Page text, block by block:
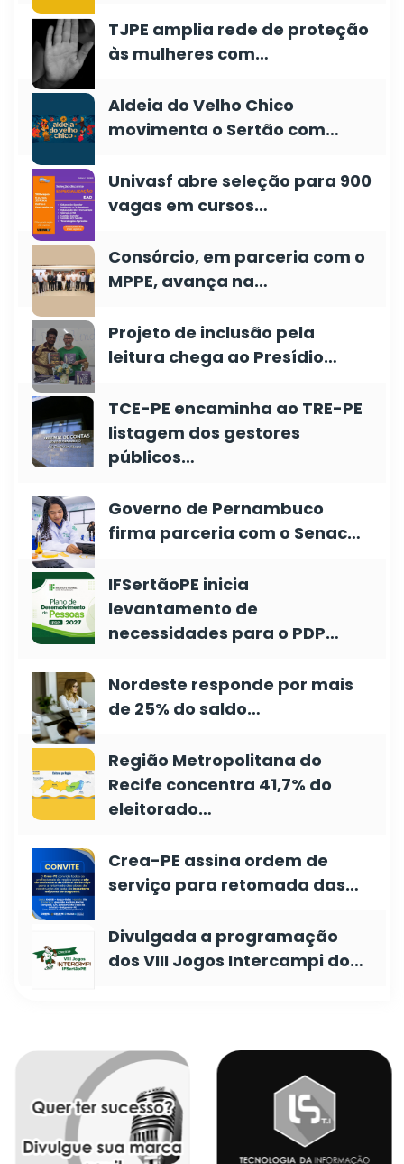
TJPE amplia rede de proteção
às mulheres com…
Aldeia do Velho Chico
movimenta o Sertão com…
Univasf abre seleção para 900
vagas em cursos…
Consórcio, em parceria com o
MPPE, avança na…
Projeto de inclusão pela
leitura chega ao Presídio…
TCE-PE encaminha ao TRE-PE
listagem dos gestores
públicos…
Governo de Pernambuco
firma parceria com o Senac…
IFSertãoPE inicia
levantamento de
necessidades para o PDP…
Nordeste responde por mais
de 25% do saldo…
Região Metropolitana do
Recife concentra 41,7% do
eleitorado…
Crea-PE assina ordem de
serviço para retomada das…
Divulgada a programação
dos VIII Jogos Intercampi do…